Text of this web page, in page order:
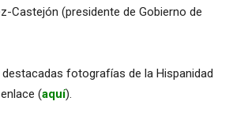
Castejón (presidente de Gobierno de
fotografías de la Hispanidad
(aquí).